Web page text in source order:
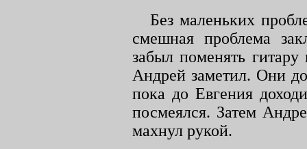
Без маленьких
смешная проблема
забыл поменять
Андрей заметил. Они
пока до Евгения
посмеялся. Затем
махнул рукой.